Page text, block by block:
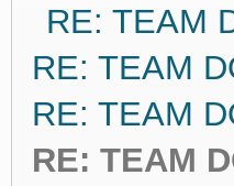
RE: TEAM
RE: TEAM
RE: TEAM
RE: TEAM